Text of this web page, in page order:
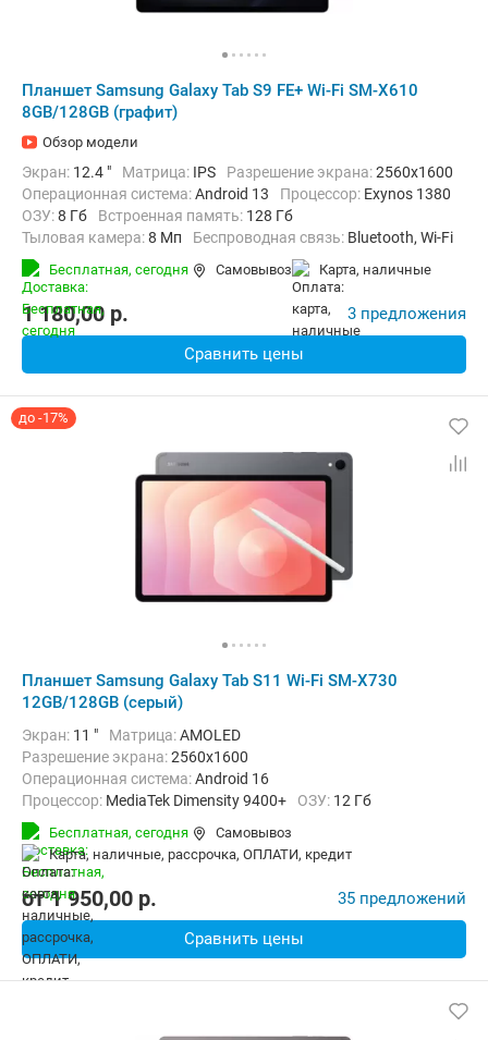
Планшет Samsung Galaxy Tab S9 FE+ Wi-Fi SM-X610
8GB/128GB (графит)
Обзор модели
Экран: 12.4 " Матрица: IPS Разрешение экрана:2560x1600
Операционная система:Android 13 Процессор: Exynos 1380
ОЗУ:8 Гб Встроенная память: 128 Гб
Тыловая камера:8 Мп Беспроводная связь: Bluetooth, Wi-Fi
Комплектация:
627 г
Бесплатная, сегодня Самовывоз карта, наличные
1 180,00 p. 3 предложения
Сравнить цены
до -17%
Планшет Samsung Galaxy Tab S11 Wi-Fi SM-X730
12GB/128GB (серый)
Экран: 11 " Матрица:AMOLED
Разрешение экрана:2560x1600
Операционная система:Android 16
Процессор: MediaTek Dimensity 9400+ ОЗУ: 12 Гб
Встроенная память:
Беспроводная связь:
Bluetooth, Wi-Fi
Комплектация:
Перо (стилус) 469 г
Бесплатная, сегодня
Самовывоз
карта, наличные, рассрочка, ОПЛАТИ, кредит
от1 950,00 p. 35 предложений
Сравнить цены